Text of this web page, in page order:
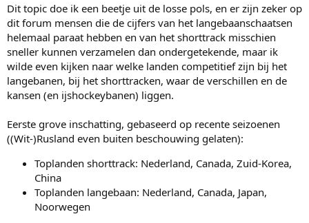
Dit topic doe ik een beetje uit de losse pols, en er zijn zeker op
dit forum mensen die de cijfers van het langebaanschaatsen
helemaal paraat hebben en van het shorttrack misschien
sneller kunnen verzamelen dan ondergetekende, maar ik
wilde even kijken naar welke landen competitief zijn bij het
langebanen, bij het shorttracken, waar de verschillen en de
kansen (en ijshockeybanen) liggen.
Eerste grove inschatting, gebaseerd op recente seizoenen
((Wit-)Rusland even buiten beschouwing gelaten):
Toplanden shorttrack: Nederland, Canada, Zuid-Korea,
China
Toplanden langebaan: Nederland, Canada, Japan,
Noorwegen